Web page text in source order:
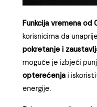
Funkcija vremena od
korisnicima da
pokretanje i
moguće je izbjeći
opterećenja i
energije.